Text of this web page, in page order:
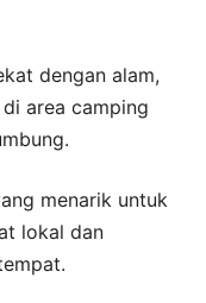
dengan alam,
area camping
menarik untuk
lokal dan